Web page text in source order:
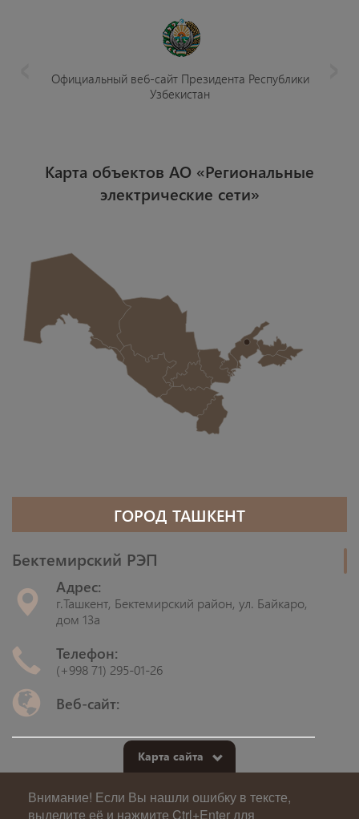
Официальный веб-сайт Президента Республики
Узбекистан
Карта объектов АО «Региональные
электрические сети»
ГОРОД ТАШКЕНТ
Бектемирский РЭП
Адрес:
г.Ташкент, Бектемирский район, ул. Байкаро,
дом 13а
Телефон:
(+998 71) 295-01-26
Веб-сайт:
Сергелийский РЭП
Адрес:
г.Ташкент, массив Спутник, 6/6
Карта сайта
Внимание! Если Вы нашли ошибку в тексте,
выделите её и нажмите Ctrl+Enter для